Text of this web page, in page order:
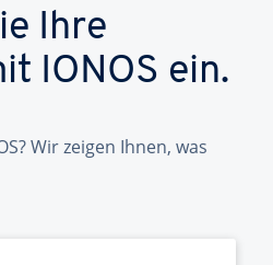
Ihre
IONOS ein.
Wir zeigen Ihnen, was